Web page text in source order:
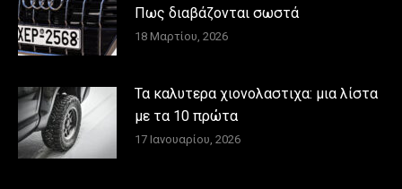
Πως διαβάζονται σωστά
18 Μαρτίου, 2026
Τα καλυτερα χιονολαστιχα: μια λίστα
με τα 10 πρώτα
17 Ιανουαρίου, 2026